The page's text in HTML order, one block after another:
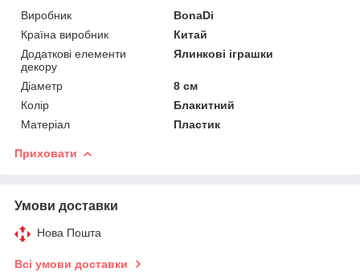
Виробник
BonaDi
Країна виробник
Китай
Додаткові елементи
декору
Ялинкові іграшки
Діаметр
8 см
Колір
Блакитний
Матеріал
Пластик
Приховати
Умови доставки
Нова Пошта
Всі умови доставки